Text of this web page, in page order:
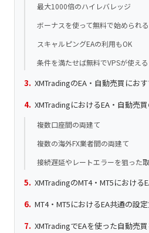
最大1000倍のハイレバレッジ
ボーナスを使って無料で始められる
スキャルピングEAの利用もOK
条件を満たせば無料でVPSが使える
XMTradingのEA・自動売買にお
XMTradingにおけるEA・自動売
複数口座間の両建て
複数の海外FX業者間の両建て
接続遅延やレートエラーを狙った
XMTradingのMT4・MT5における
MT4・MT5におけるEA共通の設
XMTradingでEAを使った自動売